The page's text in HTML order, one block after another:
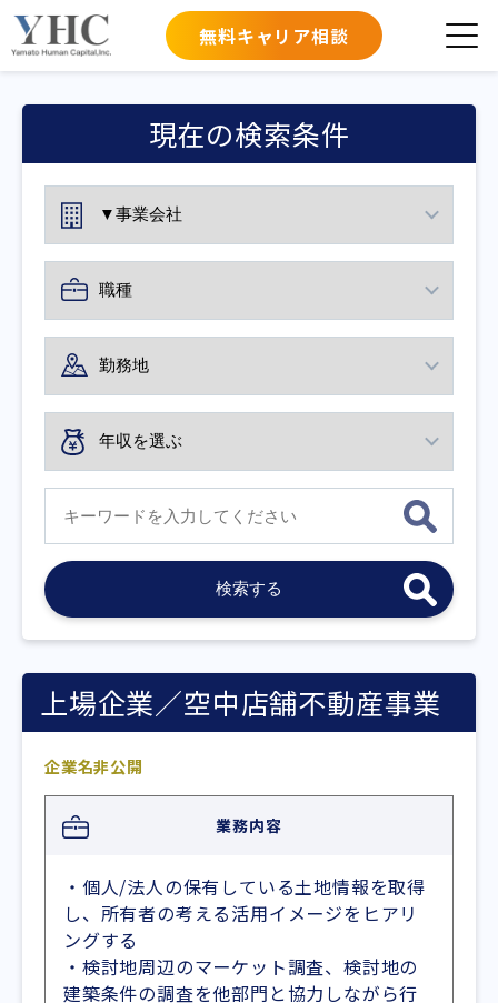
無料キャリア相談
現在の検索条件
上場企業／空中店舗不動産事業
企業名非公開
業務内容
・個人/法人の保有している土地情報を取得
し、所有者の考える活用イメージをヒアリ
ングする
・検討地周辺のマーケット調査、検討地の
建築条件の調査を他部門と協力しながら行